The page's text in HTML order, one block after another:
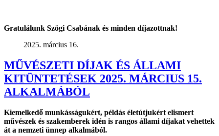
Gratulálunk Szögi Csabának és minden díjazottnak!
2025. március 16.
MŰVÉSZETI DÍJAK ÉS ÁLLAMI
KITÜNTETÉSEK 2025. MÁRCIUS 15.
ALKALMÁBÓL
Kiemelkedő munkásságukért, példás életútjukért elismert
művészek és szakemberek idén is rangos állami díjakat vehettek
át a nemzeti ünnep alkalmából.